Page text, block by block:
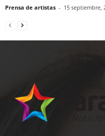
Prensa de artistas - 15 septiembre,